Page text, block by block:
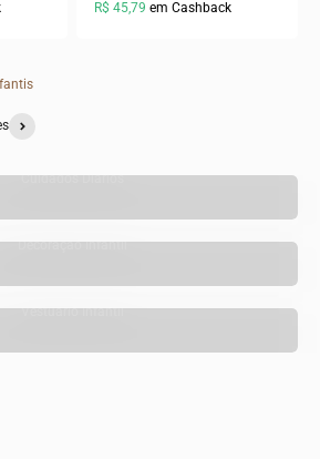
R$ 45,79 em Cashback
Cuidados Diários
Decoração Infantil
Vestuário Infantil